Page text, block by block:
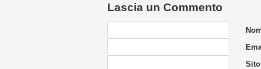
Lascia un Commento